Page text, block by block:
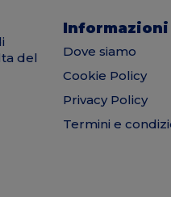
del
Informazioni
Dove siamo
Cookie Policy
Privacy Policy
Termini e